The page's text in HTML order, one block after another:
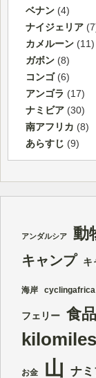
ベナン (4)
ナイジェリア
カメルーン (11)
ガボン (8)
コンゴ(6)
アンゴラ (17)
ナミビア (30)
南アフリカ (8)
あらすじ (9)
アンダルシア 動
キャンプ キ
海岸 cyclingafrica
フェリー 食品
お金 山 ナ